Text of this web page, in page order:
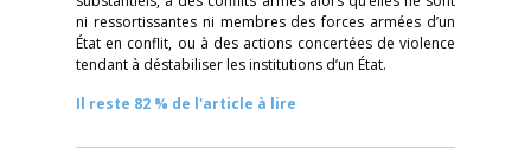
ni ressortissantes ni membres des forces armées d’un
État en conflit, ou à des actions concertées de violence
tendant à déstabiliser les institutions d’un État.
Il reste 82 % de l'article à lire